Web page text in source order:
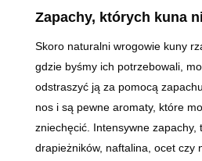
Zapachy, których kuna
Skoro naturalni wrogowie kuny
gdzie byśmy ich potrzebowali,
odstraszyć ją za pomocą
nos i są pewne aromaty, które
zniechęcić. Intensywne zapachy,
drapieżników, naftalina, ocet czy